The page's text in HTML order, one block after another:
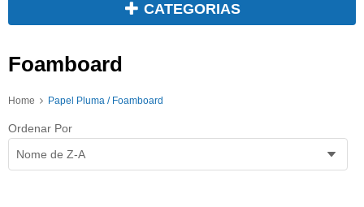
CATEGORIAS
Foamboard
Home Papel Pluma / Foamboard
Ordenar Por
Nome de Z-A